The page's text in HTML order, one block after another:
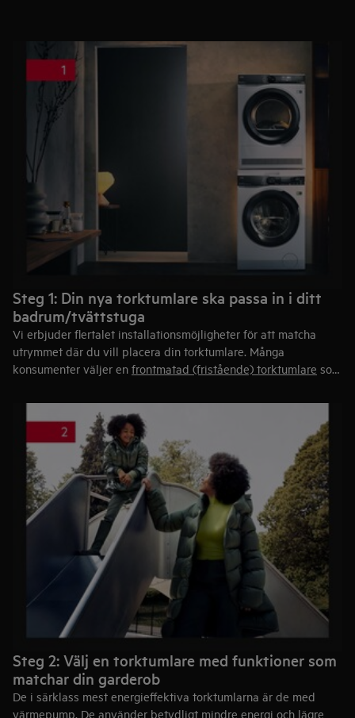
Steg 1: Din nya torktumlare ska passa in i ditt
badrum/tvättstuga
Vi erbjuder flertalet installationsmöjligheter för att matcha
utrymmet där du vill placera din torktumlare. Många
konsumenter väljer en frontmatad (fristående) torktumlare som
torktumlare har vi skapat en matchande tvättmaskin. Om du
har ett begränsat utrymme i ditt hem, varför inte välja en
kombinerad tvätt och tork
som ger dig bekvämligheten av en
tvättmaskin och torktumlare i ett.
Steg 2: Välj en torktumlare med funktioner som
matchar din garderob
De i särklass mest energieffektiva torktumlarna är de med
värmepump. De använder betydligt mindre energi och lägre